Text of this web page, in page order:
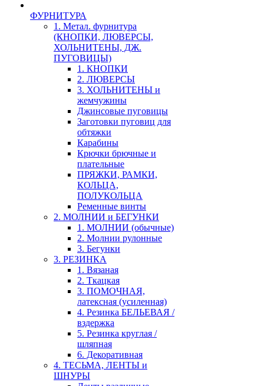
ФУРНИТУРА
1. Метал. фурнитура
(КНОПКИ, ЛЮВЕРСЫ,
ХОЛЬНИТЕНЫ, ДЖ.
ПУГОВИЦЫ)
1. КНОПКИ
2. ЛЮВЕРСЫ
3. ХОЛЬНИТЕНЫ и
жемчужины
Джинсовые пуговицы
Заготовки пуговиц для
обтяжки
Карабины
Крючки брючные и
плательные
ПРЯЖКИ, РАМКИ,
КОЛЬЦА,
ПОЛУКОЛЬЦА
Ременные винты
2. МОЛНИИ и БЕГУНКИ
1. МОЛНИИ (обычные)
2. Молнии рулонные
3. Бегунки
3. РЕЗИНКА
1. Вязаная
2. Ткацкая
3. ПОМОЧНАЯ,
латексная (усиленная)
4. Резинка БЕЛЬЕВАЯ /
вздержка
5. Резинка круглая /
шляпная
6. Декоративная
4. ТЕСЬМА, ЛЕНТЫ и
ШНУРЫ